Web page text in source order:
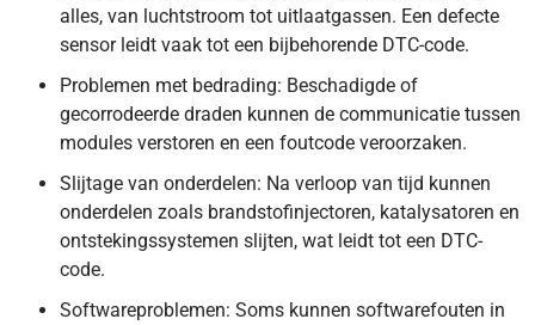
alles, van luchtstroom tot uitlaatgassen. Een defecte
sensor leidt vaak tot een bijbehorende DTC-code.
Problemen met bedrading: Beschadigde of
gecorrodeerde draden kunnen de communicatie tussen
modules verstoren en een foutcode veroorzaken.
Slijtage van onderdelen: Na verloop van tijd kunnen
onderdelen zoals brandstofinjectoren, katalysatoren en
ontstekingssystemen slijten, wat leidt tot een DTC-
code.
Softwareproblemen: Soms kunnen softwarefouten in